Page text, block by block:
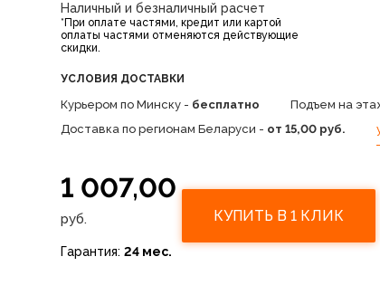
Наличный и безналичный расчет
*При оплате частями, кредит или картой
оплаты частями отменяются действующие
скидки.
УСЛОВИЯ ДОСТАВКИ
Курьером по Минску - бесплатно Подъем на
Доставка по регионам Беларуси - от 15,00 руб.
1 007,00
руб.
Гарантия: 24 мес.
КУПИТЬ В 1 КЛИК